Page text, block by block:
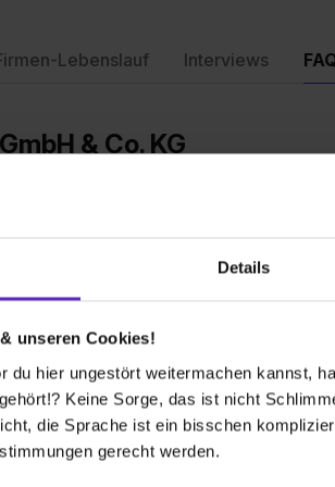
Details
unseren Cookies!
du hier ungestört weitermachen kannst,
Keine Sorge, das ist nicht
die Sprache ist ein bisschen
gerecht werden.
Lebenslauf Interviews
& Co. KG
bei Ihnen aus?
Nach einer gewissen Zeit werden die
eingeladen. Bei jedem
anwesend und führt das Gespräch.
nach Aushändigung des